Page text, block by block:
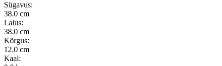
Sügavus:
38.0 cm
Laius:
38.0 cm
Kõrgus:
12.0 cm
Kaal: